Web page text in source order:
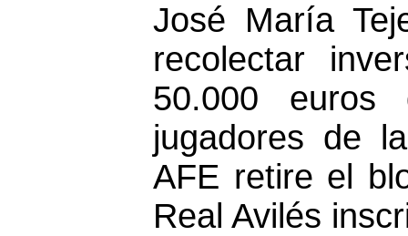
José María
recolectar
50.000
jugadores de
AFE retire el
Real Avilés